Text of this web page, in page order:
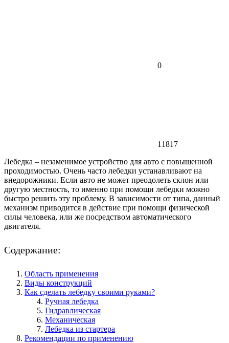
0
11817
Лебедка – незаменимое устройство для авто с повышенной
проходимостью. Очень часто лебедки устанавливают на
внедорожники. Если авто не может преодолеть склон или
другую местность, то именно при помощи лебедки можно
быстро решить эту проблему. В зависимости от типа, данный
механизм приводится в действие при помощи физической
силы человека, или же посредством автоматического
двигателя.
Содержание:
Область применения
Виды конструкций
Как сделать лебедку своими руками?
Ручная лебедка
Гидравлическая
Механическая
Лебедка из стартера
Рекомендации по применению